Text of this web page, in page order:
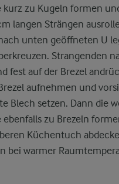
kurz zu Kugeln formen
langen Strängen
unten geöffneten U
Strangenden
fest auf der Brezel
aufnehmen und
Blech setzen. Dann die
ebenfalls zu Brezeln
Küchentuch
bei warmer